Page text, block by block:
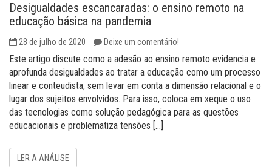
Desigualdades escancaradas: o ensino remoto na
educação básica na pandemia
28 de julho de 2020 Deixe um comentário!
Este artigo discute como a adesão ao ensino remoto evidencia e
aprofunda desigualdades ao tratar a educação como um processo
linear e conteudista, sem levar em conta a dimensão relacional e o
lugar dos sujeitos envolvidos. Para isso, coloca em xeque o uso
das tecnologias como solução pedagógica para as questões
educacionais e problematiza tensões […]
LER A ANÁLISE